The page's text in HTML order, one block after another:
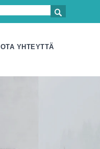

OTA YHTEYTTÄ